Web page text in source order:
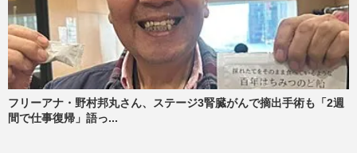
フリーアナ・野村邦丸さん、ステージ3腎臓がんで摘出手術も「2週
間で仕事復帰」語っ...